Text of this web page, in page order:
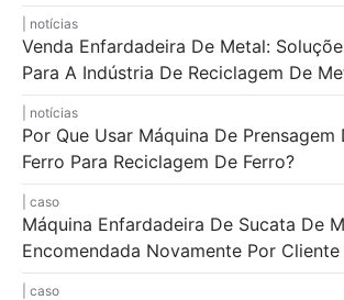
notícias
Venda Enfardadeira De Metal:
Para A Indústria De Reciclagem De
notícias
Por Que Usar Máquina De Prensagem
Ferro Para Reciclagem De Ferro?
caso
Máquina Enfardadeira De Sucata De
Encomendada Novamente Por Cliente
caso